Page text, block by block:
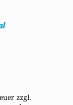
zzgl.